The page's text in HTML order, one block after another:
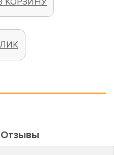
Отзывы